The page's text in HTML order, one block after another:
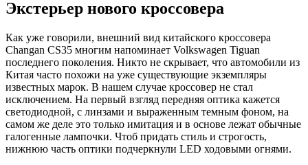
Экстерьер нового кроссовера
Как уже говорили, внешний вид китайского кроссовера
Changan CS35 многим напоминает Volkswagen Tiguan
последнего поколения. Никто не скрывает, что автомобили из
Китая часто похожи на уже существующие экземпляры
известных марок. В нашем случае кроссовер не стал
исключением. На первый взгляд передняя оптика кажется
светодиодной, с линзами и выраженным темным фоном, на
самом же деле это только имитация и в основе лежат обычные
галогенные лампочки. Чтоб придать стиль и строгость,
нижнюю часть оптики подчеркнули LED ходовыми огнями.